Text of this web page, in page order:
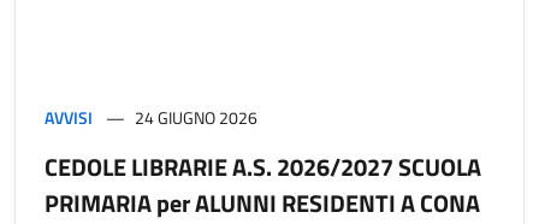
AVVISI 24 GIUGNO 2026
CEDOLE LIBRARIE A.S. 2026/2027 SCUOLA
PRIMARIA per ALUNNI RESIDENTI A CONA